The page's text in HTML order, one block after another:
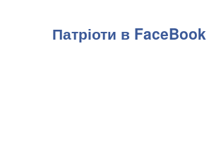
Патріоти в FaceBook